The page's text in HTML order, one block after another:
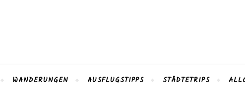
WANDERUNGEN AUSFLUGSTIPPS STÄDTETRIPS